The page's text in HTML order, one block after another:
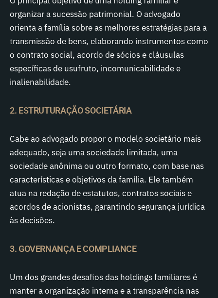
organizar a sucessão patrimonial. O advogado
orienta a família sobre as melhores estratégias para a
transmissão de bens, elaborando instrumentos como
o contrato social, acordo de sócios e cláusulas
específicas de usufruto, incomunicabilidade e
inalienabilidade.
2. ESTRUTURAÇÃO SOCIETÁRIA
Cabe ao advogado propor o modelo societário mais
adequado, seja uma sociedade limitada, uma
sociedade anônima ou outro formato, com base nas
características e objetivos da família. Ele também
atua na redação de estatutos, contratos sociais e
acordos de acionistas, garantindo segurança jurídica
às decisões.
3. GOVERNANÇA E COMPLIANCE
Um dos grandes desafios das holdings familiares é
manter a organização interna e a transparência nas